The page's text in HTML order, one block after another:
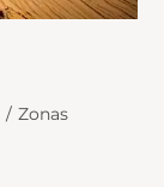
/ Zonas